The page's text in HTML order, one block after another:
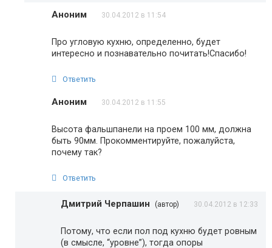
Аноним 30.04.2012 в 11:54
Про угловую кухню, определенно, будет
интересно и познавательно почитать!Спасибо!
Ответить
Аноним 30.04.2012 в 11:55
Высота фальшпанели на проем 100 мм, должна
быть 90мм. Прокомментируйте, пожалуйста,
почему так?
Ответить
Дмитрий Черпашин (автор) 30.04.2012 в 12:33
Потому, что если пол под кухню будет ровным
(в смысле, “уровне”), тогда опоры